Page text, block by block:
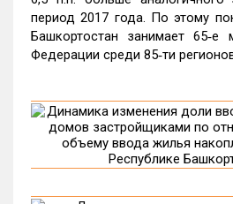
период 2017 года. По этому
Башкортостан занимает 65‑е
Федерации среди 85‑ти